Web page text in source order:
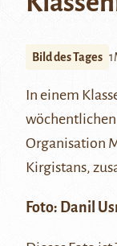
Bild des Tages
In einem
Organisation
Kirgistans,
Foto: Danil